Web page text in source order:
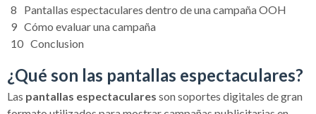
Pantallas espectaculares dentro de una campaña OOH
Cómo evaluar una campaña
Conclusion
¿Qué son las pantallas espectaculares?
Las pantallas espectaculares son soportes digitales de gran